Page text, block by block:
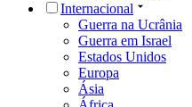
Internacional
Guerra na Ucrânia
Guerra em Israel
Estados Unidos
Europa
Ásia